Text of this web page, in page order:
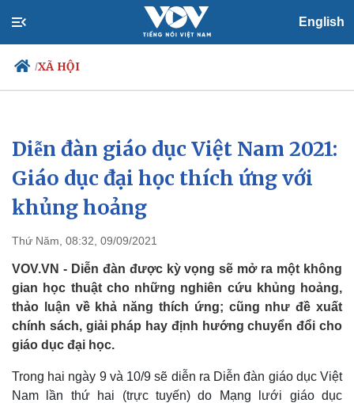
English
/XÃ HỘI
Chính trị
Đảng
Tổ chức nhân sự
Quốc hội
Nhận diện sự thật
Xã hội
Tin 24h
Dự báo thời tiết
Diễn đàn giáo dục Việt Nam 2021:
Giáo dục đại học thích ứng với
khủng hoảng
Thứ Năm, 08:32, 09/09/2021
VOV.VN - Diễn đàn được kỳ vọng sẽ mở ra một không
gian học thuật cho những nghiên cứu khủng hoảng,
thảo luận về khả năng thích ứng; cũng như đề xuất
chính sách, giải pháp hay định hướng chuyển đổi cho
giáo dục đại học.
Trong hai ngày 9 và 10/9 sẽ diễn ra Diễn đàn giáo dục Việt
Nam lần thứ hai (trực tuyến) do Mạng lưới giáo dục